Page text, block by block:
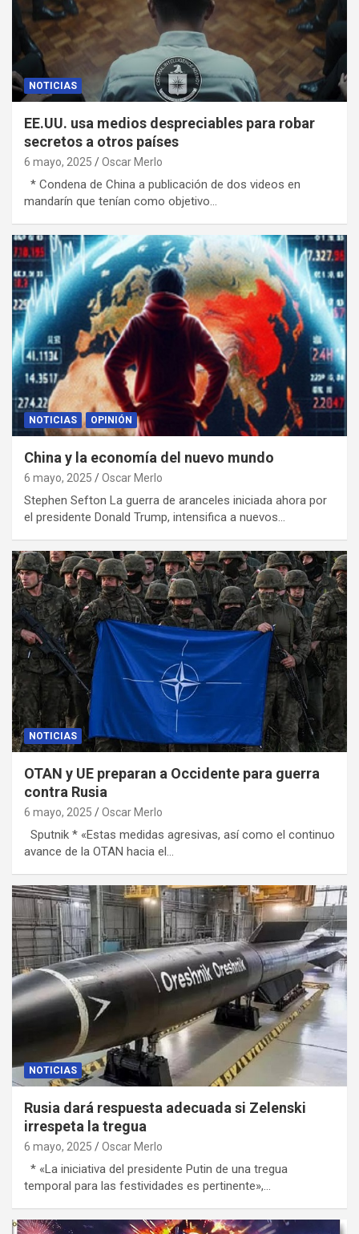
NOTICIAS
EE.UU. usa medios despreciables para robar
secretos a otros países
6 mayo, 2025 Oscar Merlo
* Condena de China a publicación de dos videos en
mandarín que tenían como objetivo…
NOTICIAS OPINIÓN
China y la economía del nuevo mundo
6 mayo, 2025 Oscar Merlo
Stephen Sefton La guerra de aranceles iniciada ahora por
el presidente Donald Trump, intensifica a nuevos…
NOTICIAS
OTAN y UE preparan a Occidente para guerra
contra Rusia
6 mayo, 2025 Oscar Merlo
Sputnik * «Estas medidas agresivas, así como el continuo
avance de la OTAN hacia el…
NOTICIAS
Rusia dará respuesta adecuada si Zelenski
irrespeta la tregua
6 mayo, 2025 Oscar Merlo
* «La iniciativa del presidente Putin de una tregua
temporal para las festividades es pertinente»,…